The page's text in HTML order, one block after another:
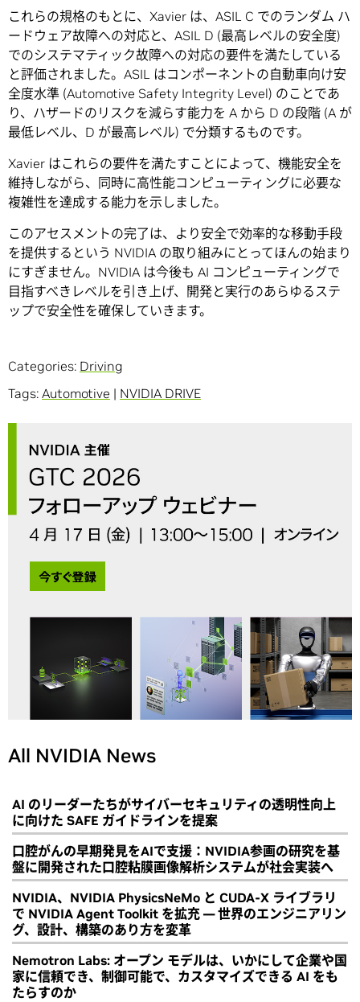
これらの規格のもとに、Xavier は、ASIL C でのランダム ハ
ードウェア故障への対応と、ASIL D (最高レベルの安全度)
でのシステマティック故障への対応の要件を満たしている
と評価されました。ASIL はコンポーネントの自動車向け安
全度水準 (Automotive Safety Integrity Level) のことであ
り、ハザードのリスクを減らす能力を A から D の段階 (A が
最低レベル、D が最高レベル) で分類するものです。
Xavier はこれらの要件を満たすことによって、機能安全を
維持しながら、同時に高性能コンピューティングに必要な
複雑性を達成する能力を示しました。
このアセスメントの完了は、より安全で効率的な移動手段
を提供するという NVIDIA の取り組みにとってほんの始まり
にすぎません。NVIDIA は今後も AI コンピューティングで
目指すべきレベルを引き上げ、開発と実行のあらゆるステ
ップで安全性を確保していきます。
Categories: Driving
Tags: Automotive | NVIDIA DRIVE
All NVIDIA News
AI のリーダーたちがサイバーセキュリティの透明性向上
に向けた SAFE ガイドラインを提案
口腔がんの早期発見をAIで支援：NVIDIA参画の研究を基
盤に開発された口腔粘膜画像解析システムが社会実装へ
NVIDIA、NVIDIA PhysicsNeMo と CUDA-X ライブラリ
で NVIDIA Agent Toolkit を拡充 ― 世界のエンジニアリン
グ、設計、構築のあり方を変革
Nemotron Labs: オープン モデルは、いかにして企業や国
家に信頼でき、制御可能で、カスタマイズできる AI をも
たらすのか